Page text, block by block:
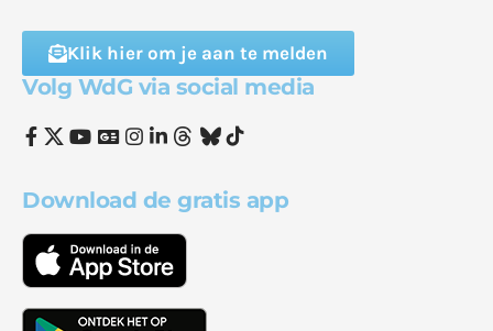
Klik hier om je aan te melden
Volg WdG via social media
Download de gratis app